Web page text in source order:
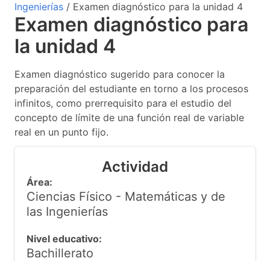
Ingenierías / Examen diagnóstico para la unidad 4
Examen diagnóstico para
la unidad 4
Examen diagnóstico sugerido para conocer la
preparación del estudiante en torno a los procesos
infinitos, como prerrequisito para el estudio del
concepto de límite de una función real de variable
real en un punto fijo.
Actividad
Área:
Ciencias Físico - Matemáticas y de
las Ingenierías
Nivel educativo:
Bachillerato